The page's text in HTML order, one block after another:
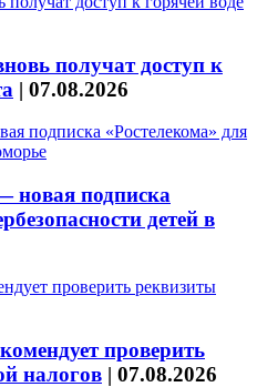
получат доступ к
| 07.08.2026
новая подписка
детей в
проверить
налогов | 07.08.2026